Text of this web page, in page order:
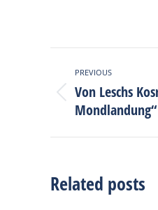
Post
navigation
PREVIOUS
Previous
post:
Von Leschs
Mondlandung“
Related posts